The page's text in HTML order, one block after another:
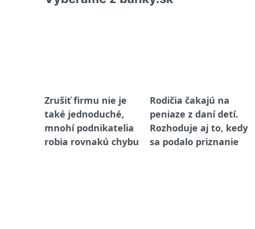
Zrušiť firmu nie je
také jednoduché,
mnohí podnikatelia
robia rovnakú chybu
Rodičia čakajú na
peniaze z daní detí.
Rozhoduje aj to, kedy
sa podalo priznanie